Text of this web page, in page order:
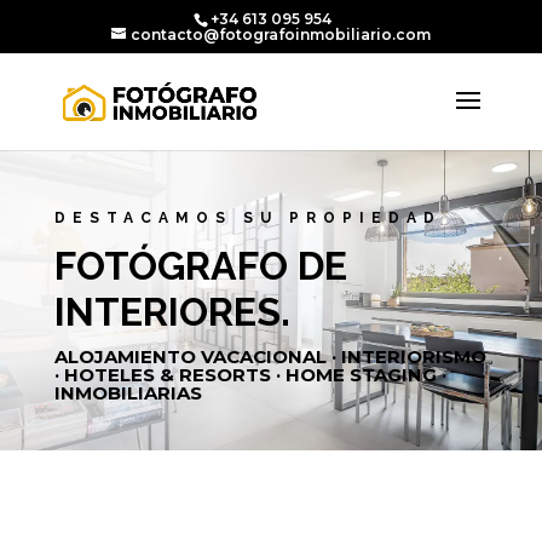
+34 613 095 954
contacto@fotografoinmobiliario.com
DESTACAMOS SU PROPIEDAD
FOTÓGRAFO DE
INTERIORES.
ALOJAMIENTO VACACIONAL · INTERIORISMO
· HOTELES & RESORTS · HOME STAGING ·
INMOBILIARIAS